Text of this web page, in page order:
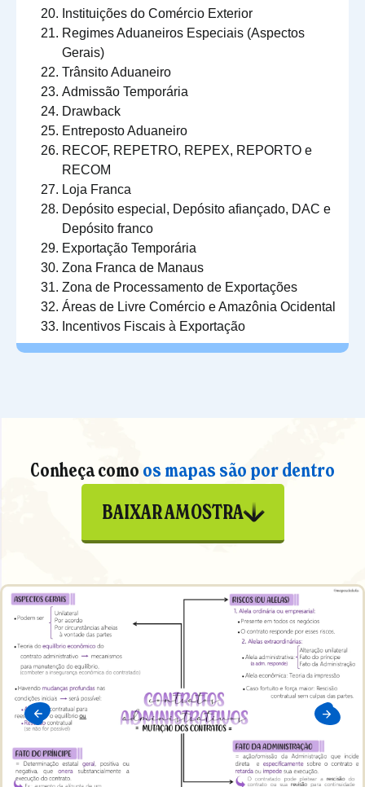
Instituições do Comércio Exterior
Regimes Aduaneiros Especiais (Aspectos
Gerais)
Trânsito Aduaneiro
Admissão Temporária
Drawback
Entreposto Aduaneiro
RECOF, REPETRO, REPEX, REPORTO e
RECOM
Loja Franca
Depósito especial, Depósito afiançado, DAC e
Depósito franco
Exportação Temporária
Zona Franca de Manaus
Zona de Processamento de Exportações
Áreas de Livre Comércio e Amazônia Ocidental
Incentivos Fiscais à Exportação
Conheça como os mapas são por dentro
BAIXAR AMOSTRA